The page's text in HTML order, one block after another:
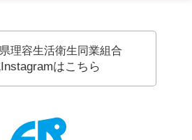
理容生活衛生同業組合
はこちら